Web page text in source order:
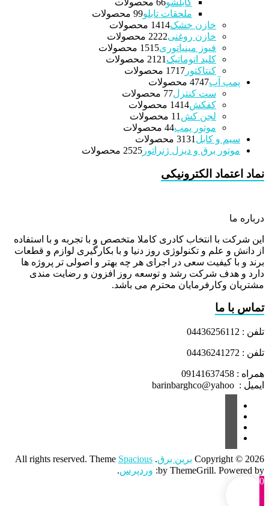
کابلشو 66 محصولات
ملحقات تابلو 99 محصولات
خازن خشک
1414 محصولات
خازن روغنی
2222 محصولات
فیوز مینیاتوری
1515 محصولات
کلید اتوماتیک
21 21 محصولات
کنتاکتور
1717 محصولات
پمپ آب
4747 محصولات
ست کنترل 77 محصولات
کفکش
1414 محصولات
لجن کش
1 1 محصولات
موتور پمپ 44 محصولات
سیم و کابل
3131 محصولات
موتور برق و دیزل ژنراتور
2525 محصولات
نماد اعتماد الکترونیکی
درباره ما
این شرکت با انتخاب کادری کاملا متخصص و با تجربه و با استفاده
از دانش و علم و تکنولوژی روز دنیا و با بکارگیری لوازم و قطعات
برند و با کیفیت سعی در اجرای هر چه بهتر و اصولی تر پروژه ها
دارد و هدف شرکت رشد و توسعه روز افزون و رضایت مندی
مشتریان وکارفرمایان محترم می باشد.
تماس با ما
تلفن : 04436256112
تلفن : 04436241272
همراه : 09141637458
ایمیل : barinbarghco@yahoo
Copyright © 2026 برین برق. All rights reserved. Theme
Spacious
by ThemeGrill. Powered by: وردپرس.
0